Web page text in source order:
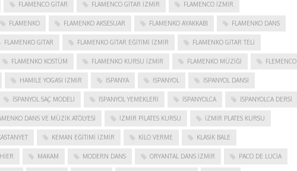
FLAMENCO GITAR FLAMENCO GITAR İZMIR FLAMENCO IZMIR
FLAMENKO FLAMENKO AKSESUAR FLAMENKO AYAKKABI FLAMENKO DANS
FLAMENKO GITAR FLAMENKO GITAR EĞITIMI İZMIR FLAMENKO GITAR TELI
FLAMENKO KOSTÜM FLAMENKO KURSU İZMIR FLAMENKO MÜZIĞI FLEMENCO
HAMILE YOGASI İZMIR ISPANYA İSPANYOL İSPANYOL DANSI
İSPANYOL SAÇ MODELI İSPANYOL YEMEKLERI İSPANYOLCA İSPANYOLCA DERSI
DANS VE MÜZIK ATÖLYESI İZMIR PILATES KURSU İZMIR PLATES KURSU
KEMAN EĞITIMI İZMIR KILO VERME KLASIK BALE
MAKAM MODERN DANS ORYANTAL DANS İZMIR PACO DE LUCIA